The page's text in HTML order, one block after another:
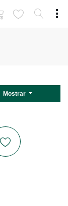
Mostrar